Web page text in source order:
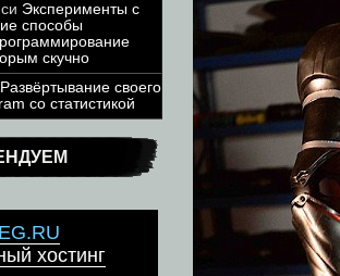
Эксперименты с
способы
скучно
Развёртывание своего
со статистикой
хостинг